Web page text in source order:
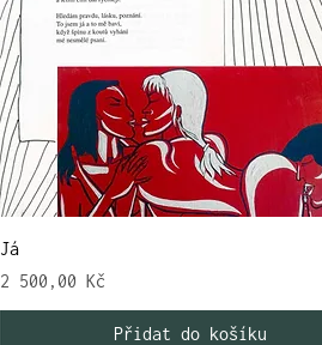
Já
Cena
2 500,00 Kč
Přidat do košíku